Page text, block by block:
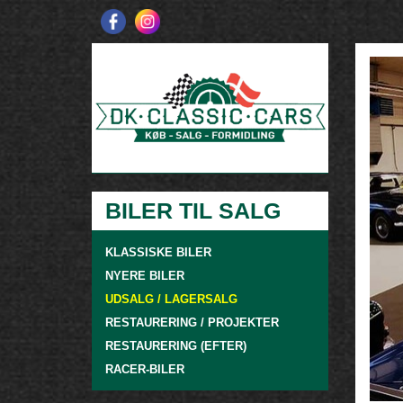
BILER TIL SALG
KLASSISKE BILER
NYERE BILER
UDSALG / LAGERSALG
RESTAURERING / PROJEKTER
RESTAURERING (EFTER)
RACER-BILER